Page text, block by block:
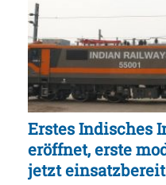
Erstes Indisches
eröffnet, erste
jetzt einsatzbereit